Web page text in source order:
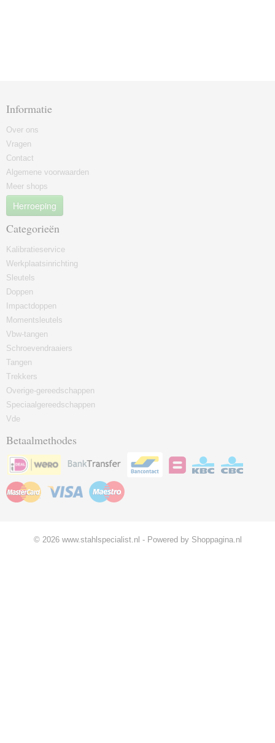
Informatie
Over ons
Vragen
Contact
Algemene voorwaarden
Meer shops
Herroeping
Categorieën
Kalibratieservice
Werkplaatsinrichting
Sleutels
Doppen
Impactdoppen
Momentsleutels
Vbw-tangen
Schroevendraaiers
Tangen
Trekkers
Overige-gereedschappen
Speciaalgereedschappen
Vde
Betaalmethodes
© 2026 www.stahlspecialist.nl - Powered by Shoppagina.nl